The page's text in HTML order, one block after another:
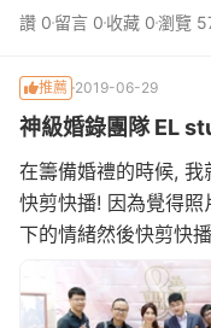
讚 0 留言 0 收藏 0瀏覽
推薦 2019-06-29
神級婚錄團隊 EL
在籌備婚禮的時候,
快剪快播! 因為覺得
下的情緒然後快剪快
參與的儀式在網路上
的影片, 按下去看, 咦!